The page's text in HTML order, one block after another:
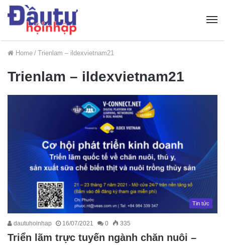
Home / Trienlam – ildexvietnam21
Trienlam – ildexvietnam21
Tin tức
dautuhoinhap 16/07/2021 0 335
Triển lãm trực tuyến ngành chăn nuôi –